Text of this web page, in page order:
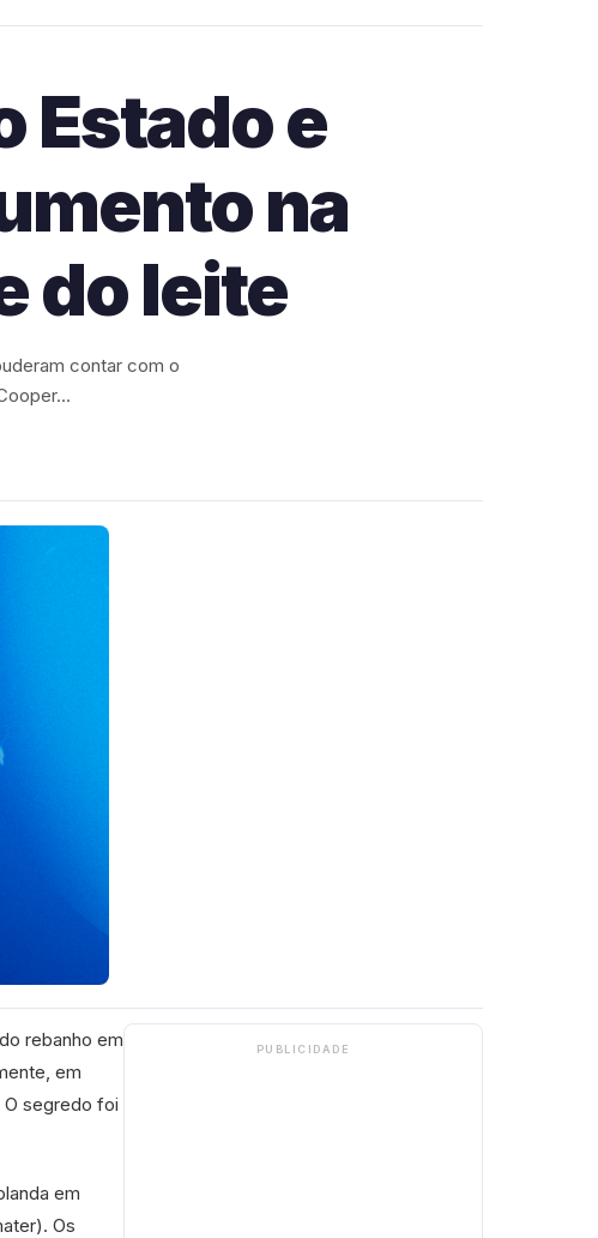
Estado e
na
do leite
contar com o
rebanho em
em
O segredo foi
em
Os
PUBLICIDADE